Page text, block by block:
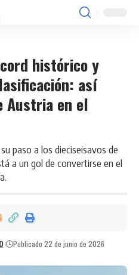
histórico y
así
Austria en el
paso a los dieciseisavos de
a un gol de convertirse en el
Publicado 22 de junio de 2026